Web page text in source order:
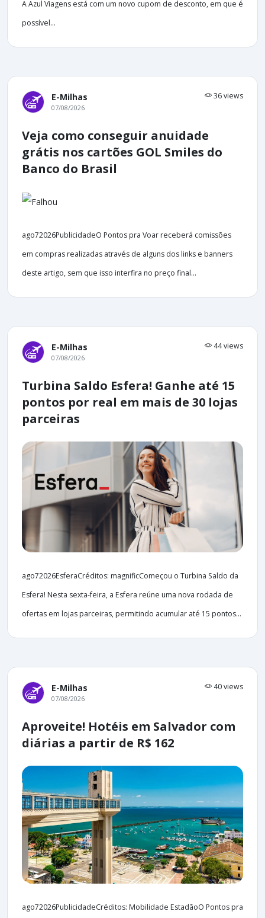
A Azul Viagens está com um novo cupom de desconto, em que é
possível...
E-Milhas 36 views
07/08/2026
Veja como conseguir anuidade
grátis nos cartões GOL Smiles do
Banco do Brasil
ago72026PublicidadeO Pontos pra Voar receberá comissões
em compras realizadas através de alguns dos links e banners
deste artigo, sem que isso interfira no preço final...
E-Milhas 44 views
07/08/2026
Turbina Saldo Esfera! Ganhe até 15
pontos por real em mais de 30 lojas
parceiras
ago72026EsferaCréditos: magnificComeçou o Turbina Saldo da
Esfera! Nesta sexta-feira, a Esfera reúne uma nova rodada de
ofertas em lojas parceiras, permitindo acumular até 15 pontos...
E-Milhas 40 views
07/08/2026
Aproveite! Hotéis em Salvador com
diárias a partir de R$ 162
ago72026PublicidadeCréditos: Mobilidade EstadãoO Pontos pra